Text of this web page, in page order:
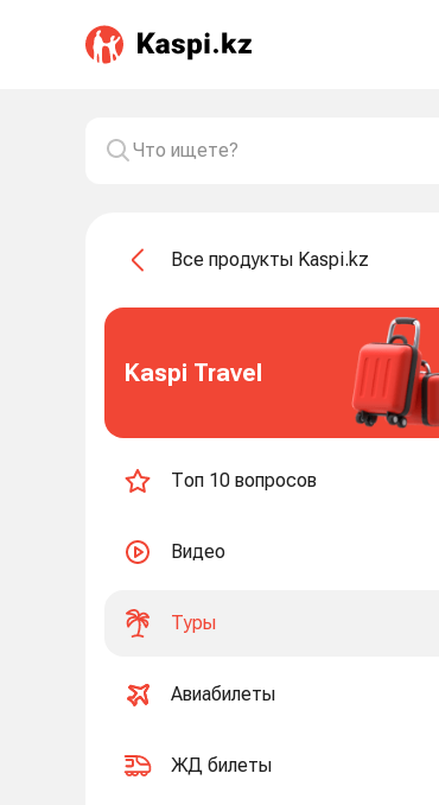
Все продукты Kaspi.kz
Kaspi Travel
Топ 10 вопросов
Видео
Туры
Авиабилеты
ЖД билеты